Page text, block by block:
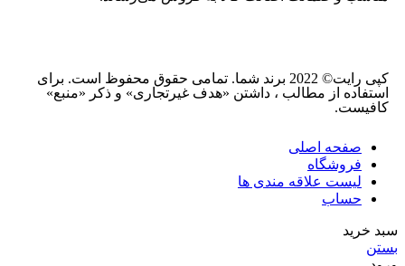
کپی رایت© 2022 برند شما. تمامی حقوق محفوظ است. برای
استفاده از مطالب ، داشتن «هدف غیرتجاری» و ذکر «منبع»
کافیست.
صفحه اصلی
فروشگاه
لیست علاقه مندی ها
حساب
سبد خرید
بستن